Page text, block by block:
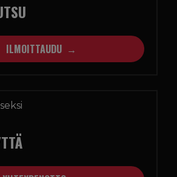
ILMOITTAUDU